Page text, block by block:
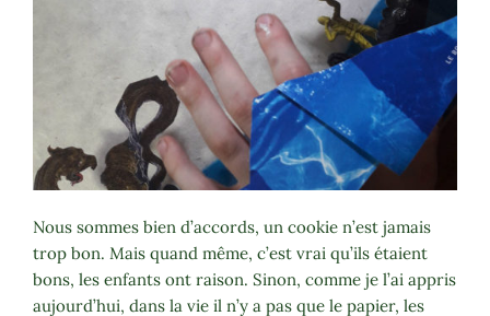
Nous sommes bien d’accords, un cookie n’est jamais
trop bon. Mais quand même, c’est vrai qu’ils étaient
bons, les enfants ont raison. Sinon, comme je l’ai appris
aujourd’hui, dans la vie il n’y a pas que le papier, les